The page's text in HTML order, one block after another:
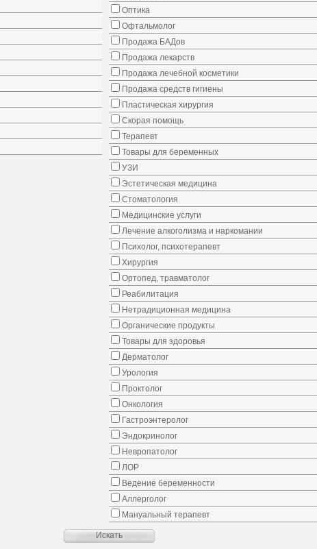
Оптика
Офтальмолог
Продажа БАДов
Продажа лекарств
Продажа лечебной косметики
Продажа средств гигиены
Пластическая хирургия
Скорая помощь
Терапевт
Товары для беременных
УЗИ
Эстетическая медицина
Стоматология
Медицинские услуги
Лечение алкоголизма и наркомании
Психолог, психотерапевт
Хирургия
Ортопед, травматолог
Реабилитация
Нетрадиционная медицина
Органические продукты
Товары для здоровья
Дерматолог
Урология
Проктолог
Онкология
Гастроэнтеролог
Эндокринолог
Невропатолог
ЛОР
Ведение беременности
Аллерголог
Мануальный терапевт